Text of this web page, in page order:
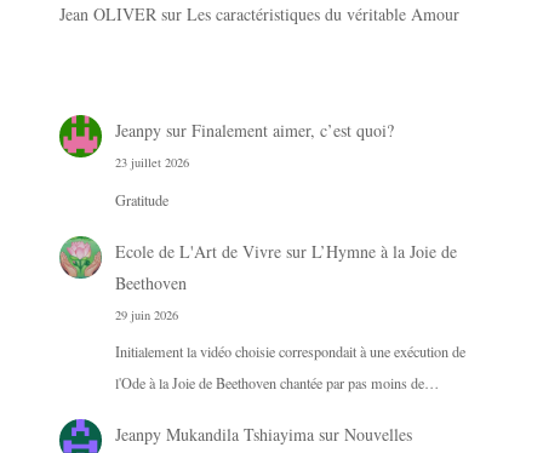
Jean OLIVER surLes caractéristiques du véritable Amour
Jeanpysur Finalement aimer, c’est quoi?
23 juillet 2026
Gratitude
Ecole de L'Art de Vivresur L’Hymne à la Joie de
Beethoven
29 juin 2026
Initialement la vidéo choisie correspondait à une exécution de
l'Ode à la Joie de Beethoven chantée par pas moins de…
Jeanpy Mukandila Tshiayimasur Nouvelles